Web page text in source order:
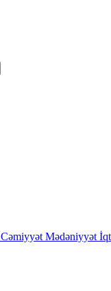
Cəmiyyət Mədəniyyət